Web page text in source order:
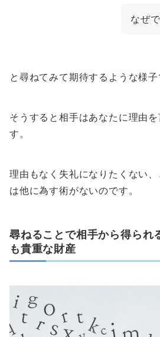
なぜ
と尋ねてみて期待するような様子
そうすると相手はあなたに理由
す。
理由もなく失礼になりたくない
は他に為す術がないのです。
尋ねることで相手から得られ
も貴重な財産